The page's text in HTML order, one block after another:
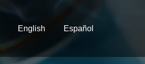
English Español